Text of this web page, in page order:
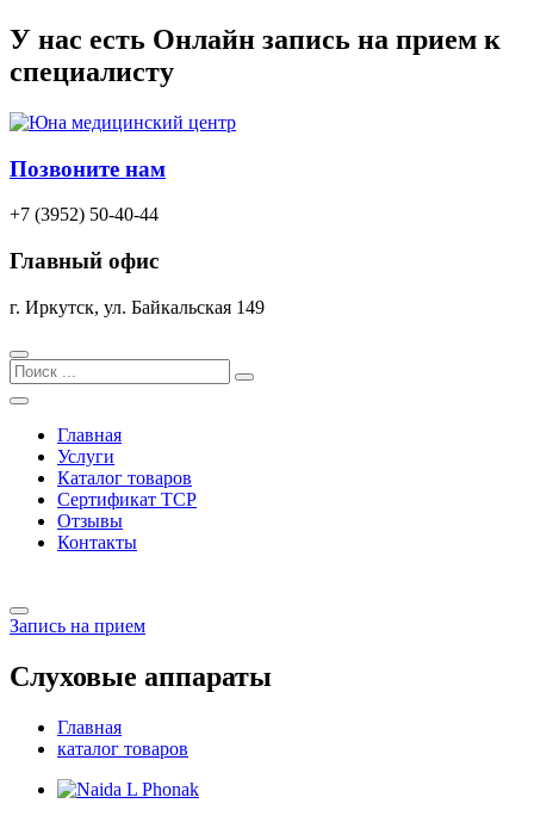
Перейти
к
содержимому
У нас есть Онлайн запись на прием к
специалисту
Позвоните нам
+7 (3952) 50-40-44
Главный офис
г. Иркутск, ул. Байкальская 149
Search
Главная
Услуги
Каталог товаров
Сертификат TCP
Отзывы
Контакты
Запись на прием
Слуховые аппараты
Главная
каталог товаров